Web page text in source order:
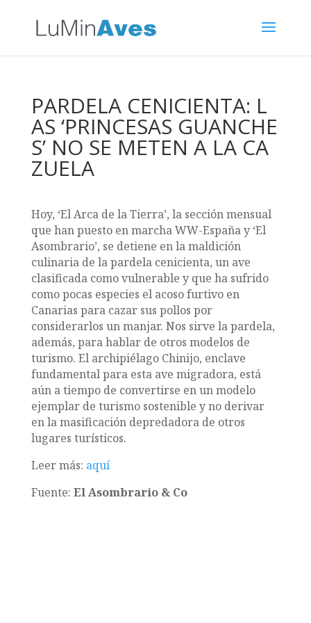
PARDELA CENICIENTA: L
AS ‘PRINCESAS GUANCHE
S’ NO SE METEN A LA CA
ZUELA
Hoy, ‘El Arca de la Tierra’, la sección mensual
que han puesto en marcha WW-España y ‘El
Asombrario’, se detiene en la maldición
culinaria de la pardela cenicienta, un ave
clasificada como vulnerable y que ha sufrido
como pocas especies el acoso furtivo en
Canarias para cazar sus pollos por
considerarlos un manjar. Nos sirve la pardela,
además, para hablar de otros modelos de
turismo. El archipiélago Chinijo, enclave
fundamental para esta ave migradora, está
aún a tiempo de convertirse en un modelo
ejemplar de turismo sostenible y no derivar
en la masificación depredadora de otros
lugares turísticos.
Leer más: aquí
Fuente: El Asombrario & Co